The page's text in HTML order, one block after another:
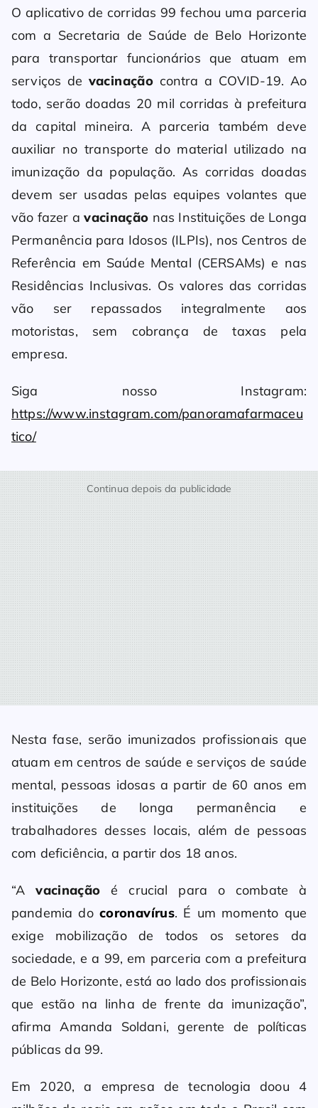
O aplicativo de corridas 99 fechou uma parceria
com a Secretaria de Saúde de Belo Horizonte
para transportar funcionários que atuam em
serviços de vacinaçãocontra a COVID-19. Ao
todo, serão doadas 20 mil corridas à prefeitura
da capital mineira. A parceria também deve
auxiliar no transporte do material utilizado na
imunização da população. As corridas doadas
devem ser usadas pelas equipes volantes que
vão fazer avacinação nas Instituições de Longa
Permanência para Idosos (ILPIs), nos Centros de
Referência em Saúde Mental (CERSAMs) e nas
Residências Inclusivas. Os valores das corridas
vão ser repassados integralmente aos
motoristas, sem cobrança de taxas pela
empresa.
Siga nosso Instagram:
https://www.instagram.com/panoramafarmaceu
tico/
Continua depois da publicidade
Nesta fase, serão imunizados profissionais que
atuam em centros de saúde e serviços de saúde
mental, pessoas idosas a partir de 60 anos em
instituições de longa permanência e
trabalhadores desses locais, além de pessoas
com deficiência, a partir dos 18 anos.
“Avacinação é crucial para o combate à
pandemia do coronavírus. É um momento que
exige mobilização de todos os setores da
sociedade, e a 99, em parceria com a prefeitura
de Belo Horizonte, está ao lado dos profissionais
que estão na linha de frente da imunização”,
afirma Amanda Soldani, gerente de políticas
públicas da 99.
Em 2020, a empresa de tecnologia doou 4